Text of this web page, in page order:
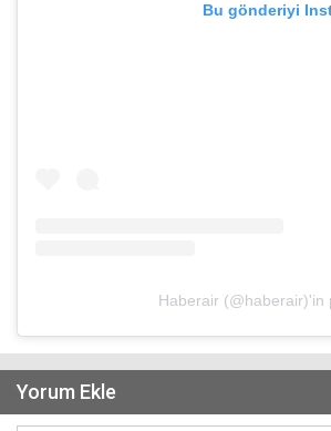
Bu gönderiyi
Haberair (@haberair)'in
Yorum Ekle